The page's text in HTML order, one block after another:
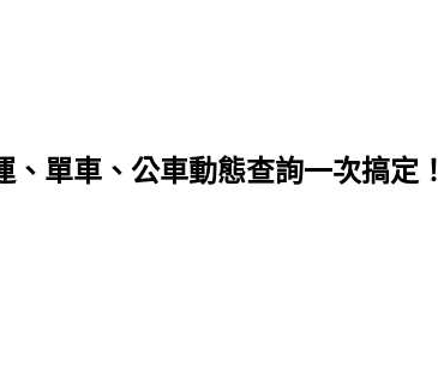
單車、公車動態查詢一次搞定！